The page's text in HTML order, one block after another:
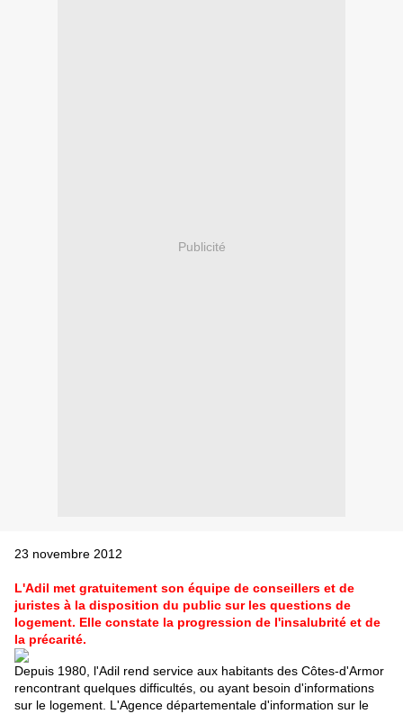
Publicité
23 novembre 2012
L'Adil met gratuitement son équipe de conseillers et de
juristes à la disposition du public sur les questions de
logement. Elle constate la progression de l'insalubrité et de
la précarité.
Depuis 1980, l'Adil rend service aux habitants des Côtes-d'Armor
rencontrant quelques difficultés, ou ayant besoin d'informations
sur le logement. L'Agence départementale d'information sur le